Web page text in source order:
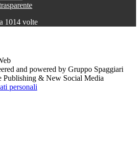
1014 volte
and powered by Gruppo Spaggiari
Publishing & New Social Media
personali